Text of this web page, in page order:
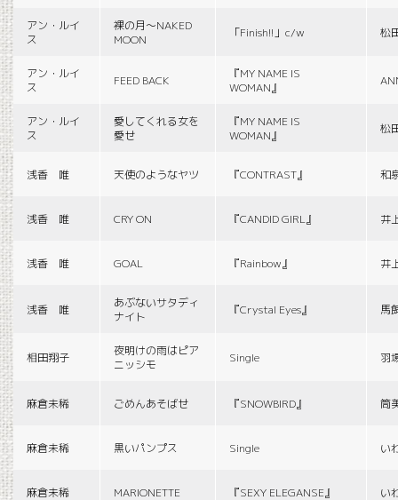
アン・ルイ
ス
裸の月〜NAKED
MOON
「Finish!!」c/w 松
アン・ルイ
ス
FEED BACK
『MY NAME IS
WOMAN』
アン・ルイ
ス
愛してくれる女を
愛せ
『MY NAME IS
WOMAN』
松
浅香 唯 天使のようなヤツ 『CONTRAST』 和
浅香 唯 CRY ON 『CANDID GIRL』 井
浅香 唯 GOAL 『Rainbow』 井
浅香 唯
あぶないサタディ
ナイト
『Crystal Eyes』 馬
相田翔子
夜明けの雨はピア
ニッシモ
Single 羽
麻倉未稀 ごめんあそばせ 『SNOWBIRD』 筒
麻倉未稀 黒いパンプス Single い
麻倉未稀 MARIONETTE 『SEXY ELEGANSE』 い